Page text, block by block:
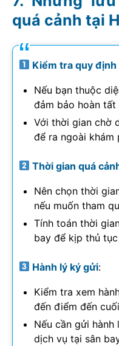
quá cảnh tại
Kiểm tra quy định
Nếu bạn thuộc
đảm bảo hoàn
Với thời gian chờ
để ra ngoài khám
Thời gian quá
Nên chọn thời
nếu muốn tham
Tính toán thời
bay để kịp thủ tục
Hành lý ký gửi:
Kiểm tra xem
đến điểm đến
Nếu cần gửi
dịch vụ tại sân